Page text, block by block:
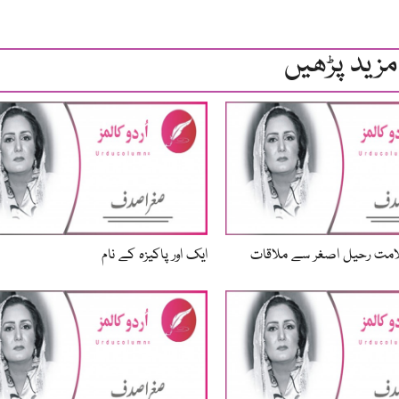
مزید پڑھیں
رحیل اصغر سے ملاقات ایک اور پاکیزہ کے نام